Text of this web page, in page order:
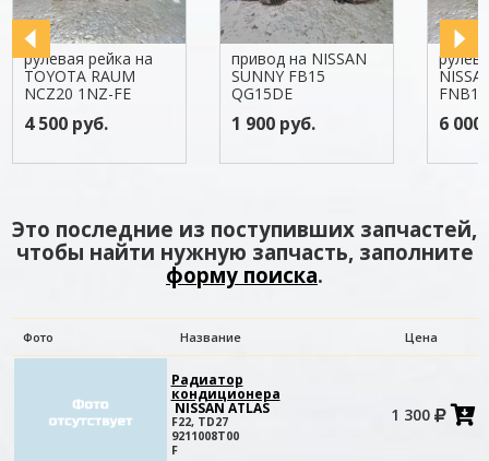
рулевая рейка на
TOYOTA RAUM
NCZ20 1NZ-FE
4 500 руб.
привод на NISSAN
SUNNY FB15
QG15DE
1 900 руб. 6 000
Это последние из поступивших запчастей,
чтобы найти нужную запчасть, заполните
форму поиска.
Фото Название Цена
Радиатор
кондиционера
NISSAN ATLAS
F22, TD27
9211008T00
F
1 300